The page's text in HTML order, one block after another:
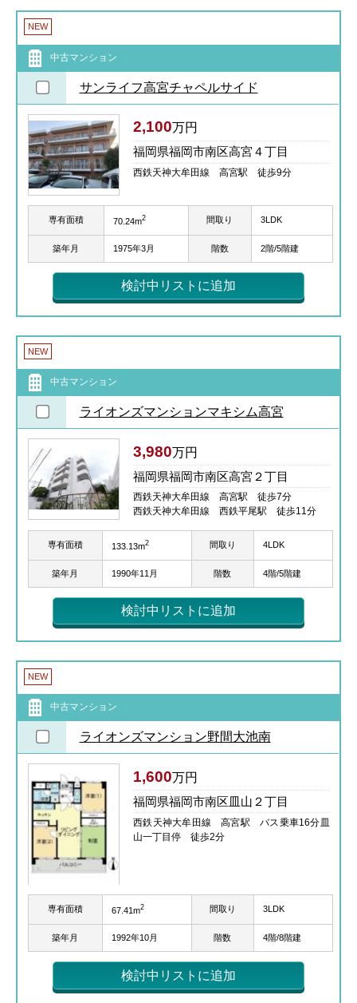
NEW
中古マンション
サンライフ高宮チャペルサイド
2,100万円
福岡県福岡市南区高宮４丁目
西鉄天神大牟田線 高宮駅 徒歩9分
専有面積 70.24m2 間取り 3LDK
築年月 1975年3月 階数 2階/5階建
検討中リストに追加
NEW
中古マンション
ライオンズマンションマキシム高宮
3,980万円
福岡県福岡市南区高宮２丁目
西鉄天神大牟田線 高宮駅 徒歩7分
西鉄天神大牟田線 西鉄平尾駅 徒歩11分
専有面積 133.13m2 間取り 4LDK
築年月 1990年11月 階数 4階/5階建
検討中リストに追加
NEW
中古マンション
ライオンズマンション野間大池南
1,600万円
福岡県福岡市南区皿山２丁目
西鉄天神大牟田線 高宮駅 バス乗車16分皿
山一丁目停 徒歩2分
専有面積 67.41m2 間取り 3LDK
築年月 1992年10月 階数 4階/8階建
検討中リストに追加